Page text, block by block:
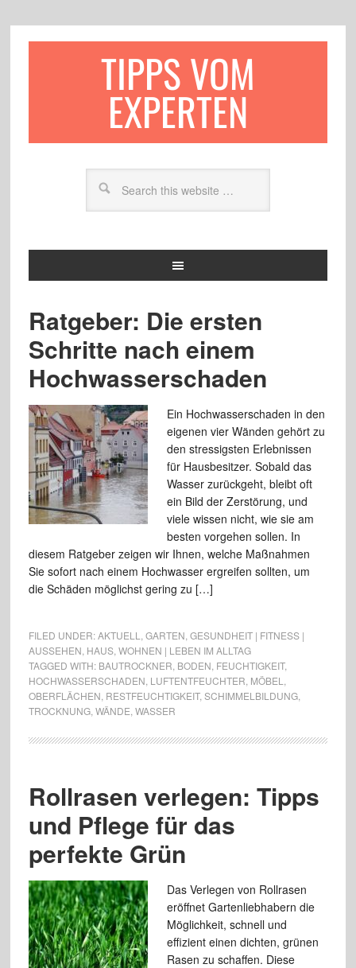
TIPPS VOM
EXPERTEN
Ratgeber: Die ersten
Schritte nach einem
Hochwasserschaden
Ein Hochwasserschaden in den
eigenen vier Wänden gehört zu
den stressigsten Erlebnissen
für Hausbesitzer. Sobald das
Wasser zurückgeht, bleibt oft
ein Bild der Zerstörung, und
viele wissen nicht, wie sie am
besten vorgehen sollen. In
diesem Ratgeber zeigen wir Ihnen, welche Maßnahmen
Sie sofort nach einem Hochwasser ergreifen sollten, um
die Schäden möglichst gering zu […]
FILED UNDER:AKTUELL GARTEN GESUNDHEIT | FITNESS |
AUSSEHEN HAUS, WOHNEN | LEBEN IM ALLTAG
TAGGED WITH: BAUTROCKNER BODEN FEUCHTIGKEIT,
HOCHWASSERSCHADEN LUFTENTFEUCHTER MÖBEL
OBERFLÄCHEN RESTFEUCHTIGKEIT, SCHIMMELBILDUNG,
TROCKNUNG, WÄNDE WASSER
Rollrasen verlegen: Tipps
und Pflege für das
perfekte Grün
Das Verlegen von Rollrasen
eröffnet Gartenliebhabern die
Möglichkeit, schnell und
effizient einen dichten, grünen
Rasen zu schaffen. Diese